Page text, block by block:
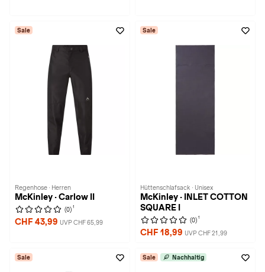
Sale
Regenhose · Herren
McKinley · Carlow II
(0) 1
CHF 43,99 UVP CHF 65,99
Sale
Hüttenschlafsack · Unisex
McKinley · INLET COTTON
SQUARE I
(0) 1
CHF 18,99 UVP CHF 21,99
Sale Sale Nachhaltig